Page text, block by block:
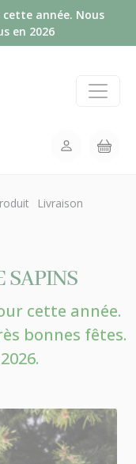
cette année. Nous
en 2026
Livraison
SAPINS
cette année.
bonnes fêtes.